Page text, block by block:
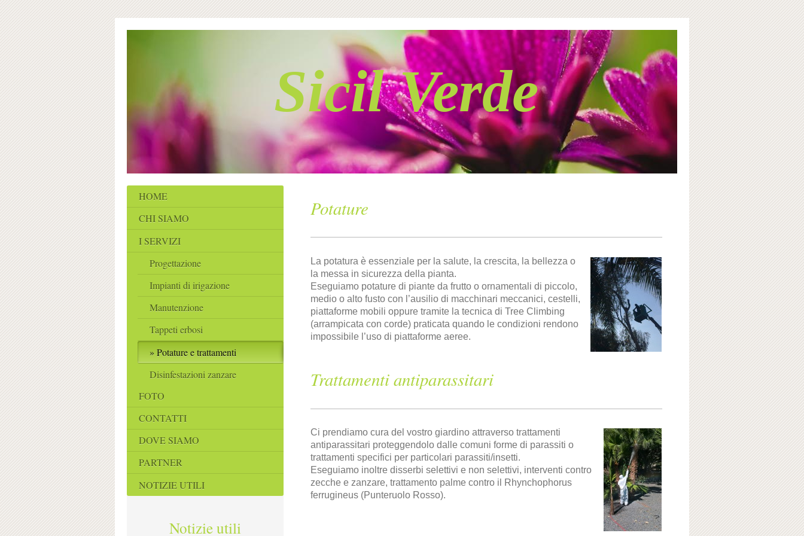
Sicil Verde
Potature
La potatura è essenziale per la salute, la crescita, la bellezza o
la messa in sicurezza della pianta.
Eseguiamo potature di piante da frutto o ornamentali di piccolo,
medio o alto fusto con l’ausilio di macchinari meccanici, cestelli,
piattaforme mobili oppure tramite la tecnica di Tree Climbing
(arrampicata con corde) praticata quando le condizioni rendono
impossibile l’uso di piattaforme aeree.
Trattamenti antiparassitari
Ci prendiamo cura del vostro giardino attraverso trattamenti
antiparassitari proteggendolo dalle comuni forme di parassiti o
trattamenti specifici per particolari parassiti/insetti.
Eseguiamo inoltre disserbi selettivi e non selettivi, interventi contro
zecche e zanzare, trattamento palme contro il Rhynchophorus
ferrugineus (Punteruolo Rosso).
HOME
CHI SIAMO
I SERVIZI
Progettazione
Impianti di irigazione
Manutenzione
Tappeti erbosi
Potature e trattamenti
Disinfestazioni zanzare
FOTO
CONTATTI
DOVE SIAMO
PARTNER
NOTIZIE UTILI
Notizie utili